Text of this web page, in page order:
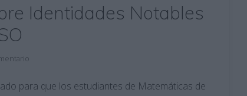
Identidades Notables
para que los estudiantes de Matemáticas de